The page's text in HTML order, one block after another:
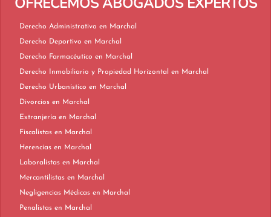
Derecho Administrativo en Marchal
Derecho Deportivo en Marchal
Derecho Farmacéutico en Marchal
Derecho Inmobiliario y Propiedad Horizontal en Marchal
Derecho Urbanístico en Marchal
Divorcios en Marchal
Extranjería en Marchal
Fiscalistas en Marchal
Herencias en Marchal
Laboralistas en Marchal
Mercantilistas en Marchal
Negligencias Médicas en Marchal
Penalistas en Marchal